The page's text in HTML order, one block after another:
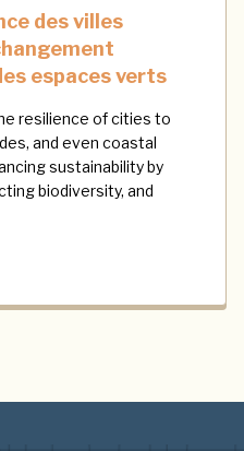
des villes
espaces verts
resilience of cities to
and even coastal
sustainability by
biodiversity, and